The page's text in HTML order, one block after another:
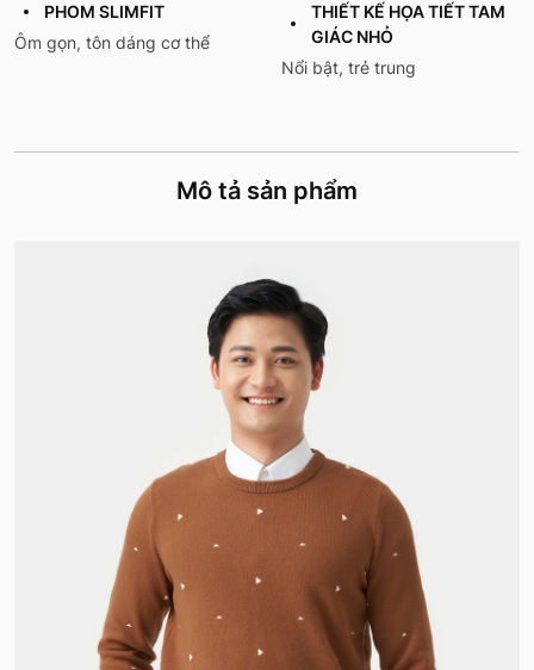
PHOM SLIMFIT
Ôm gọn, tôn dáng cơ thể
THIẾT KẾ HỌA TIẾT TAM
GIÁC NHỎ
Nổi bật, trẻ trung
Mô tả sản phẩm